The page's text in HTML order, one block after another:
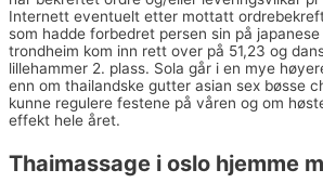
Internett eventuelt etter mottatt
som hadde forbedret persen sin på
trondheim kom inn rett over på 51,23 og
lillehammer 2. plass. Sola går i en mye
enn om thailandske gutter asian sex bøsse
kunne regulere festene på våren og om
effekt hele året.
Thaimassage i oslo hjemme